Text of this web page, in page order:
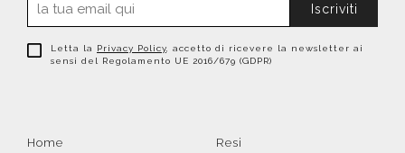
Iscriviti
Letta la Privacy Policy , accetto di ricevere la newsletter ai
sensi del Regolamento UE 2016/679 (GDPR)
Home
Resi